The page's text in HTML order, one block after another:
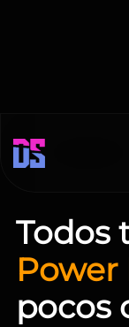
Todos
Power
pocos